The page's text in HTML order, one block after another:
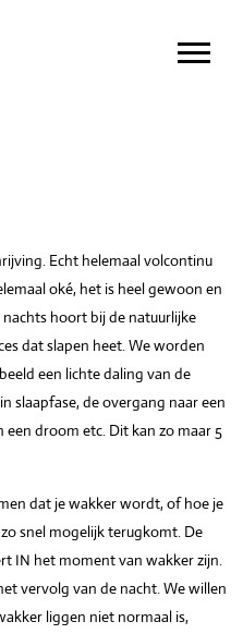
Echt helemaal volcontinu
oké, het is heel gewoon en
hoort bij de natuurlijke
dat slapen heet. We worden
een lichte daling van de
slaapfase, de overgang naar een
een droom etc. Dit kan zo maar 5
dat je wakker wordt, of hoe je
snel mogelijk terugkomt. De
IN het moment van wakker zijn.
vervolg van de nacht. We willen
liggen niet normaal is,